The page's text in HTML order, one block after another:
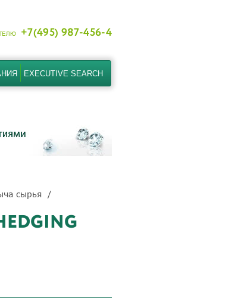
+7(495) 987-456-4
EXECUTIVE SEARCH
сырья